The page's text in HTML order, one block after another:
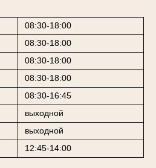
08:30-18:00
08:30-18:00
08:30-18:00
08:30-18:00
08:30-16:45
выходной
выходной
12:45-14:00